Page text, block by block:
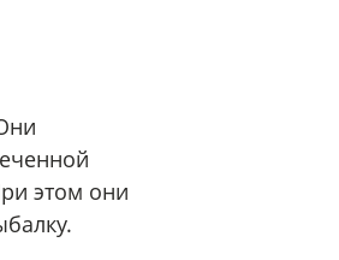
этом они